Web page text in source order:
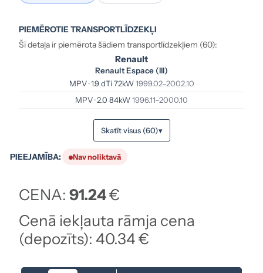
PIEMĒROTIE TRANSPORTLĪDZEKĻI
Šī detaļa ir piemērota šādiem transportlīdzekļiem (60):
Renault
Renault Espace (III)
MPV · 1.9 dTi 72kW 1999.02–2002.10
MPV · 2.0 84kW1996.11–2000.10
Skatīt visus (60)▾
PIEEJAMĪBA: Nav noliktavā
CENA:91.24€
Cenā iekļauta rāmja cena
(depozīts): 40.34 €